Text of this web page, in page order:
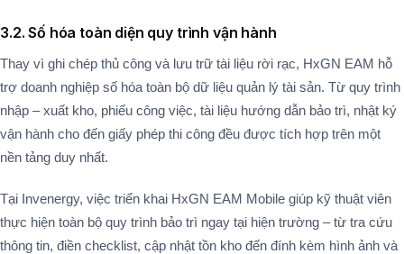
3.2. Số hóa toàn diện quy trình vận hành
Thay vì ghi chép thủ công và lưu trữ tài liệu rời rạc, HxGN EAM hỗ
trợ doanh nghiệp số hóa toàn bộ dữ liệu quản lý tài sản. Từ quy trình
nhập – xuất kho, phiếu công việc, tài liệu hướng dẫn bảo trì, nhật ký
vận hành cho đến giấy phép thi công đều được tích hợp trên một
nền tảng duy nhất.
Tại Invenergy, việc triển khai HxGN EAM Mobile giúp kỹ thuật viên
thực hiện toàn bộ quy trình bảo trì ngay tại hiện trường – từ tra cứu
thông tin, điền checklist, cập nhật tồn kho đến đính kèm hình ảnh và